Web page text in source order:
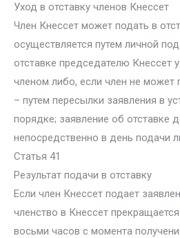
Уход в отставку членов Кнессет
Член Кнессет может подать в
осуществляется путем личной
отставке председателю Кнессет
членом либо, если член не может
– путем пересылки заявления в
порядке; заявление об отставке
непосредственно в день подачи
Статья 41
Результат подачи в отставку
Если член Кнессет подает
членство в Кнессет
восьми часов с момента